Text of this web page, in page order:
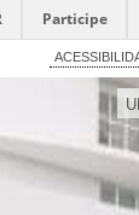
Participe